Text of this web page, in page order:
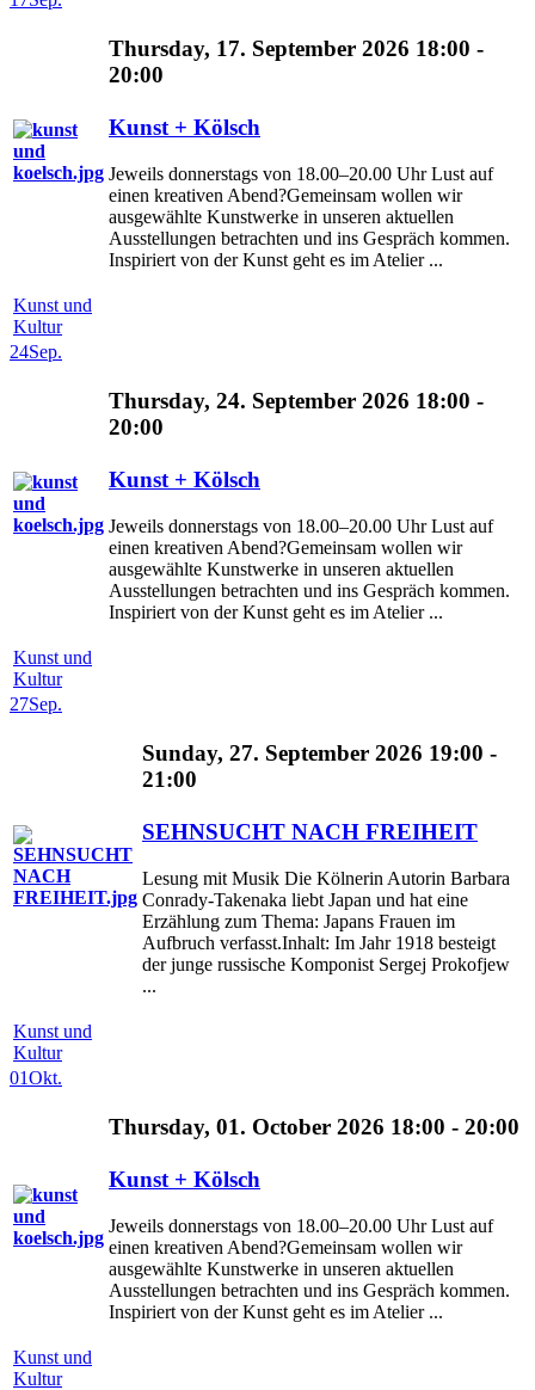
Thursday, 17. September 2026 18:00 -
20:00
Kunst + Kölsch
Jeweils donnerstags von 18.00–20.00 Uhr Lust auf
einen kreativen Abend?Gemeinsam wollen wir
ausgewählte Kunstwerke in unseren aktuellen
Ausstellungen betrachten und ins Gespräch kommen.
Inspiriert von der Kunst geht es im Atelier ...
Kunst und
Kultur
24Sep.
Thursday, 24. September 2026 18:00 -
20:00
Kunst + Kölsch
Jeweils donnerstags von 18.00–20.00 Uhr Lust auf
einen kreativen Abend?Gemeinsam wollen wir
ausgewählte Kunstwerke in unseren aktuellen
Ausstellungen betrachten und ins Gespräch kommen.
Inspiriert von der Kunst geht es im Atelier ...
Kunst und
Kultur
27Sep.
Sunday, 27. September 2026 19:00 -
21:00
SEHNSUCHT NACH FREIHEIT
Lesung mit Musik Die Kölnerin Autorin Barbara
Conrady-Takenaka liebt Japan und hat eine
Erzählung zum Thema: Japans Frauen im
Aufbruch verfasst.Inhalt: Im Jahr 1918 besteigt
der junge russische Komponist Sergej Prokofjew
...
Kunst und
Kultur
01Okt.
Thursday, 01. October 2026 18:00 - 20:00
Kunst + Kölsch
Jeweils donnerstags von 18.00–20.00 Uhr Lust auf
einen kreativen Abend?Gemeinsam wollen wir
ausgewählte Kunstwerke in unseren aktuellen
Ausstellungen betrachten und ins Gespräch kommen.
Inspiriert von der Kunst geht es im Atelier ...
Kunst und
Kultur